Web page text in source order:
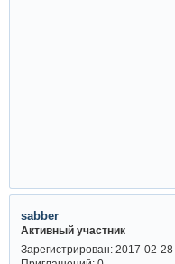
sabber
Активный участник
Зарегистрирован: 2017-02-28